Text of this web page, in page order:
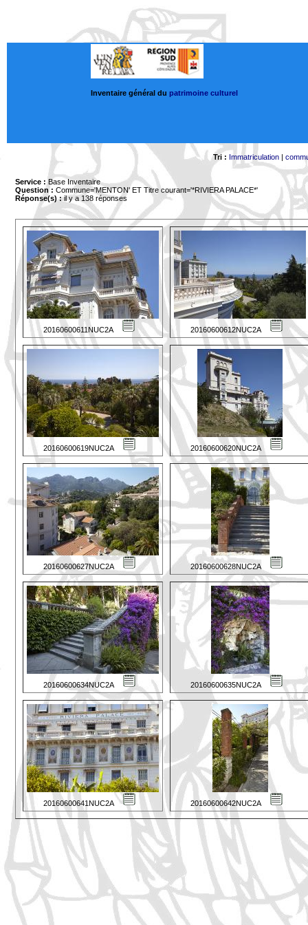
Inventaire général du patrimoine culturel
Tri : Immatriculation|
Service : Base Inventaire
Question : Commune='MENTON' ET Titre courant='*RIVIERA PALACE*'
Réponse(s) :il y a 138 réponses
20160600611NUC2A 20160600612NUC2A
20160600619NUC2A 20160600620NUC2A
20160600627NUC2A 20160600628NUC2A
20160600634NUC2A 20160600635NUC2A
20160600641NUC2A 20160600642NUC2A